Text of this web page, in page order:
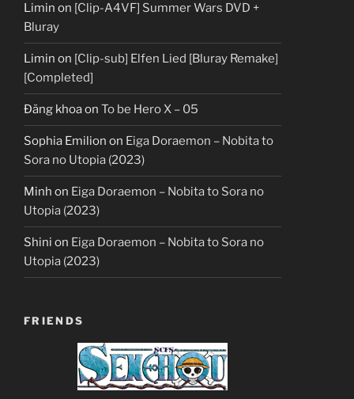
Limin on [Clip-A4VF] Summer Wars DVD +
Bluray
Limin on [Clip-sub] Elfen Lied [Bluray Remake]
[Completed]
Đăng khoaon To be Hero X – 05
Sophia Emilion on Eiga Doraemon – Nobita to
Sora no Utopia (2023)
Minh on Eiga Doraemon – Nobita to Sora no
Utopia (2023)
Shini on Eiga Doraemon – Nobita to Sora no
Utopia (2023)
FRIENDS